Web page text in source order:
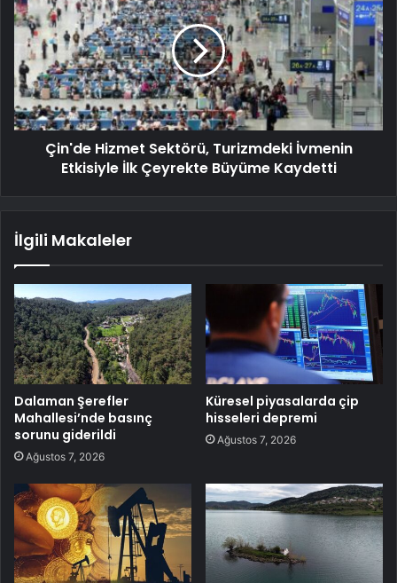
Çin'de Hizmet Sektörü, Turizmdeki İvmenin
Etkisiyle İlk Çeyrekte Büyüme Kaydetti
İlgili Makaleler
Dalaman Şerefler
Mahallesi’nde basınç
sorunu giderildi
Ağustos 7, 2026
Küresel piyasalarda çip
hisseleri depremi
Ağustos 7, 2026